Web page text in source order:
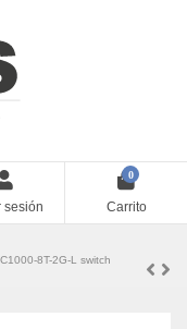
sesión
0
Carrito
8T-2G-L switch